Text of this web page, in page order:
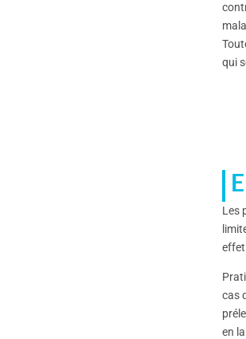
qui
Les
effet
cas
en